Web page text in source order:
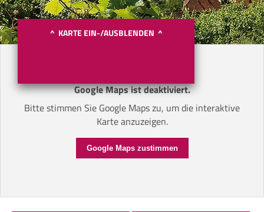
^ KARTE EIN-/AUSBLENDEN ^
Google Maps ist deaktiviert.
Bitte stimmen Sie Google Maps zu, um die interaktive
Karte anzuzeigen.
Google Maps zustimmen